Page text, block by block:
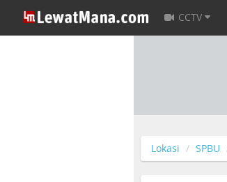
CCTV
Lokasi SPBU